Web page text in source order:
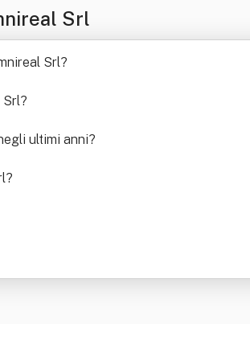
Srl
Srl?
Srl?
ultimi anni?
?